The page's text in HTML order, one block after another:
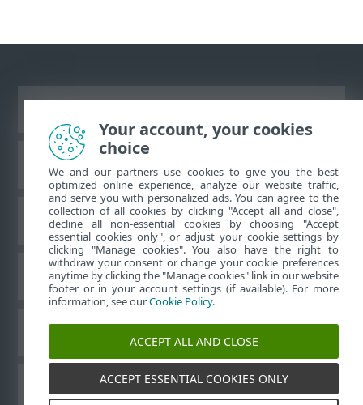
ESET teadmistebaas
ESET-i foorum
Piirkondlik tugi
Muud ESET-i tooted
Your account, your cookies
choice
We and our partners use cookies to give you the best
optimized online experience, analyze our website traffic,
and serve you with personalized ads. You can agree to the
collection of all cookies by clicking "Accept all and close",
decline all non-essential cookies by choosing "Accept
essential cookies only", or adjust your cookie settings by
clicking "Manage cookies". You also have the right to
withdraw your consent or change your cookie preferences
anytime by clicking the "Manage cookies" link in our website
footer or in your account settings (if available). For more
information, see ourCookie Policy.
ACCEPT ALL AND CLOSE
ACCEPT ESSENTIAL COOKIES ONLY